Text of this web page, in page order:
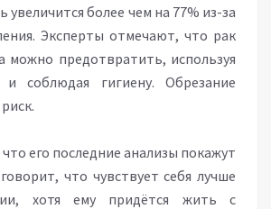
увеличится более чем на 77% из-за
Эксперты отмечают, что рак
можно предотвратить, используя
и соблюдая гигиену. Обрезание
его последние анализы покажут
что чувствует себя лучше
хотя ему придётся жить с